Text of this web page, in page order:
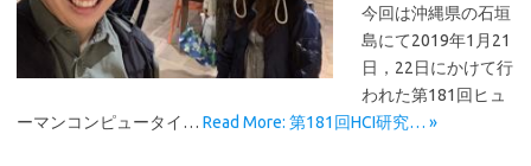
今回は沖縄県の石垣
島にて2019年1月21
日，22日にかけて行
われた第181回ヒュ
ーマンコンピュータイ… Read More: 第181回HCI研究… »